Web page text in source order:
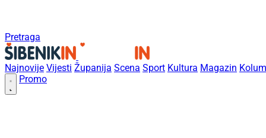
Pretraga
Najnovije Vijesti Županija Scena Sport Kultura Magazin
Promo